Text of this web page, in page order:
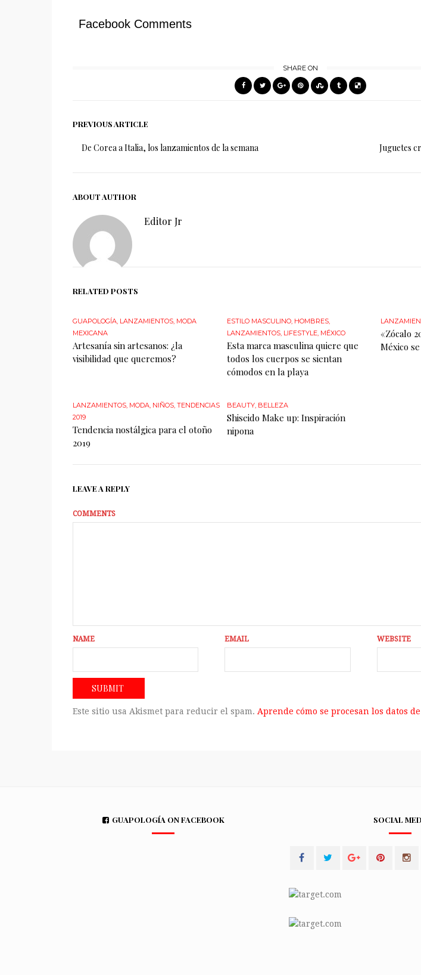
Facebook Comments
SHARE ON
PREVIOUS ARTICLE
De Corea a Italia, los lanzamientos de la semana Juguetes
ABOUT AUTHOR
Editor Jr
RELATED POSTS
GUAPOLOGÍA, LANZAMIENTOS, MODA
MEXICANA
Artesanía sin artesanos: ¿la
visibilidad que queremos?
ESTILO MASCULINO, HOMBRES,
LANZAMIENTOS, LIFESTYLE, MÉXICO
Esta marca masculina quiere que
todos los cuerpos se sientan
cómodos en la playa
«Zócalo
México
LANZAMIENTOS, MODA, NIÑOS, TENDENCIAS
2019
Tendencia nostálgica para el otoño
2019
BEAUTY, BELLEZA
Shiseido Make up: Inspiración
nipona
LEAVE A REPLY
COMMENTS
NAME EMAIL WEBSITE
Este sitio usa Akismet para reducir el spam. Aprende cómo se procesan los datos
GUAPOLOGÍA ON FACEBOOK SOCIAL